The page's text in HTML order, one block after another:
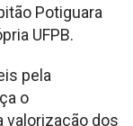
Potiguara
UFPB.
pela
o
valorização dos